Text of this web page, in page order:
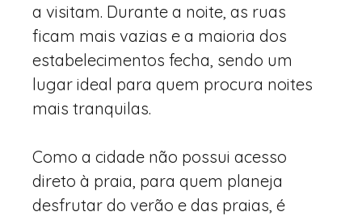
a visitam. Durante a noite, as ruas
ficam mais vazias e a maioria dos
estabelecimentos fecha, sendo um
lugar ideal para quem procura noites
mais tranquilas.
Como a cidade não possui acesso
direto à praia, para quem planeja
desfrutar do verão e das praias, é